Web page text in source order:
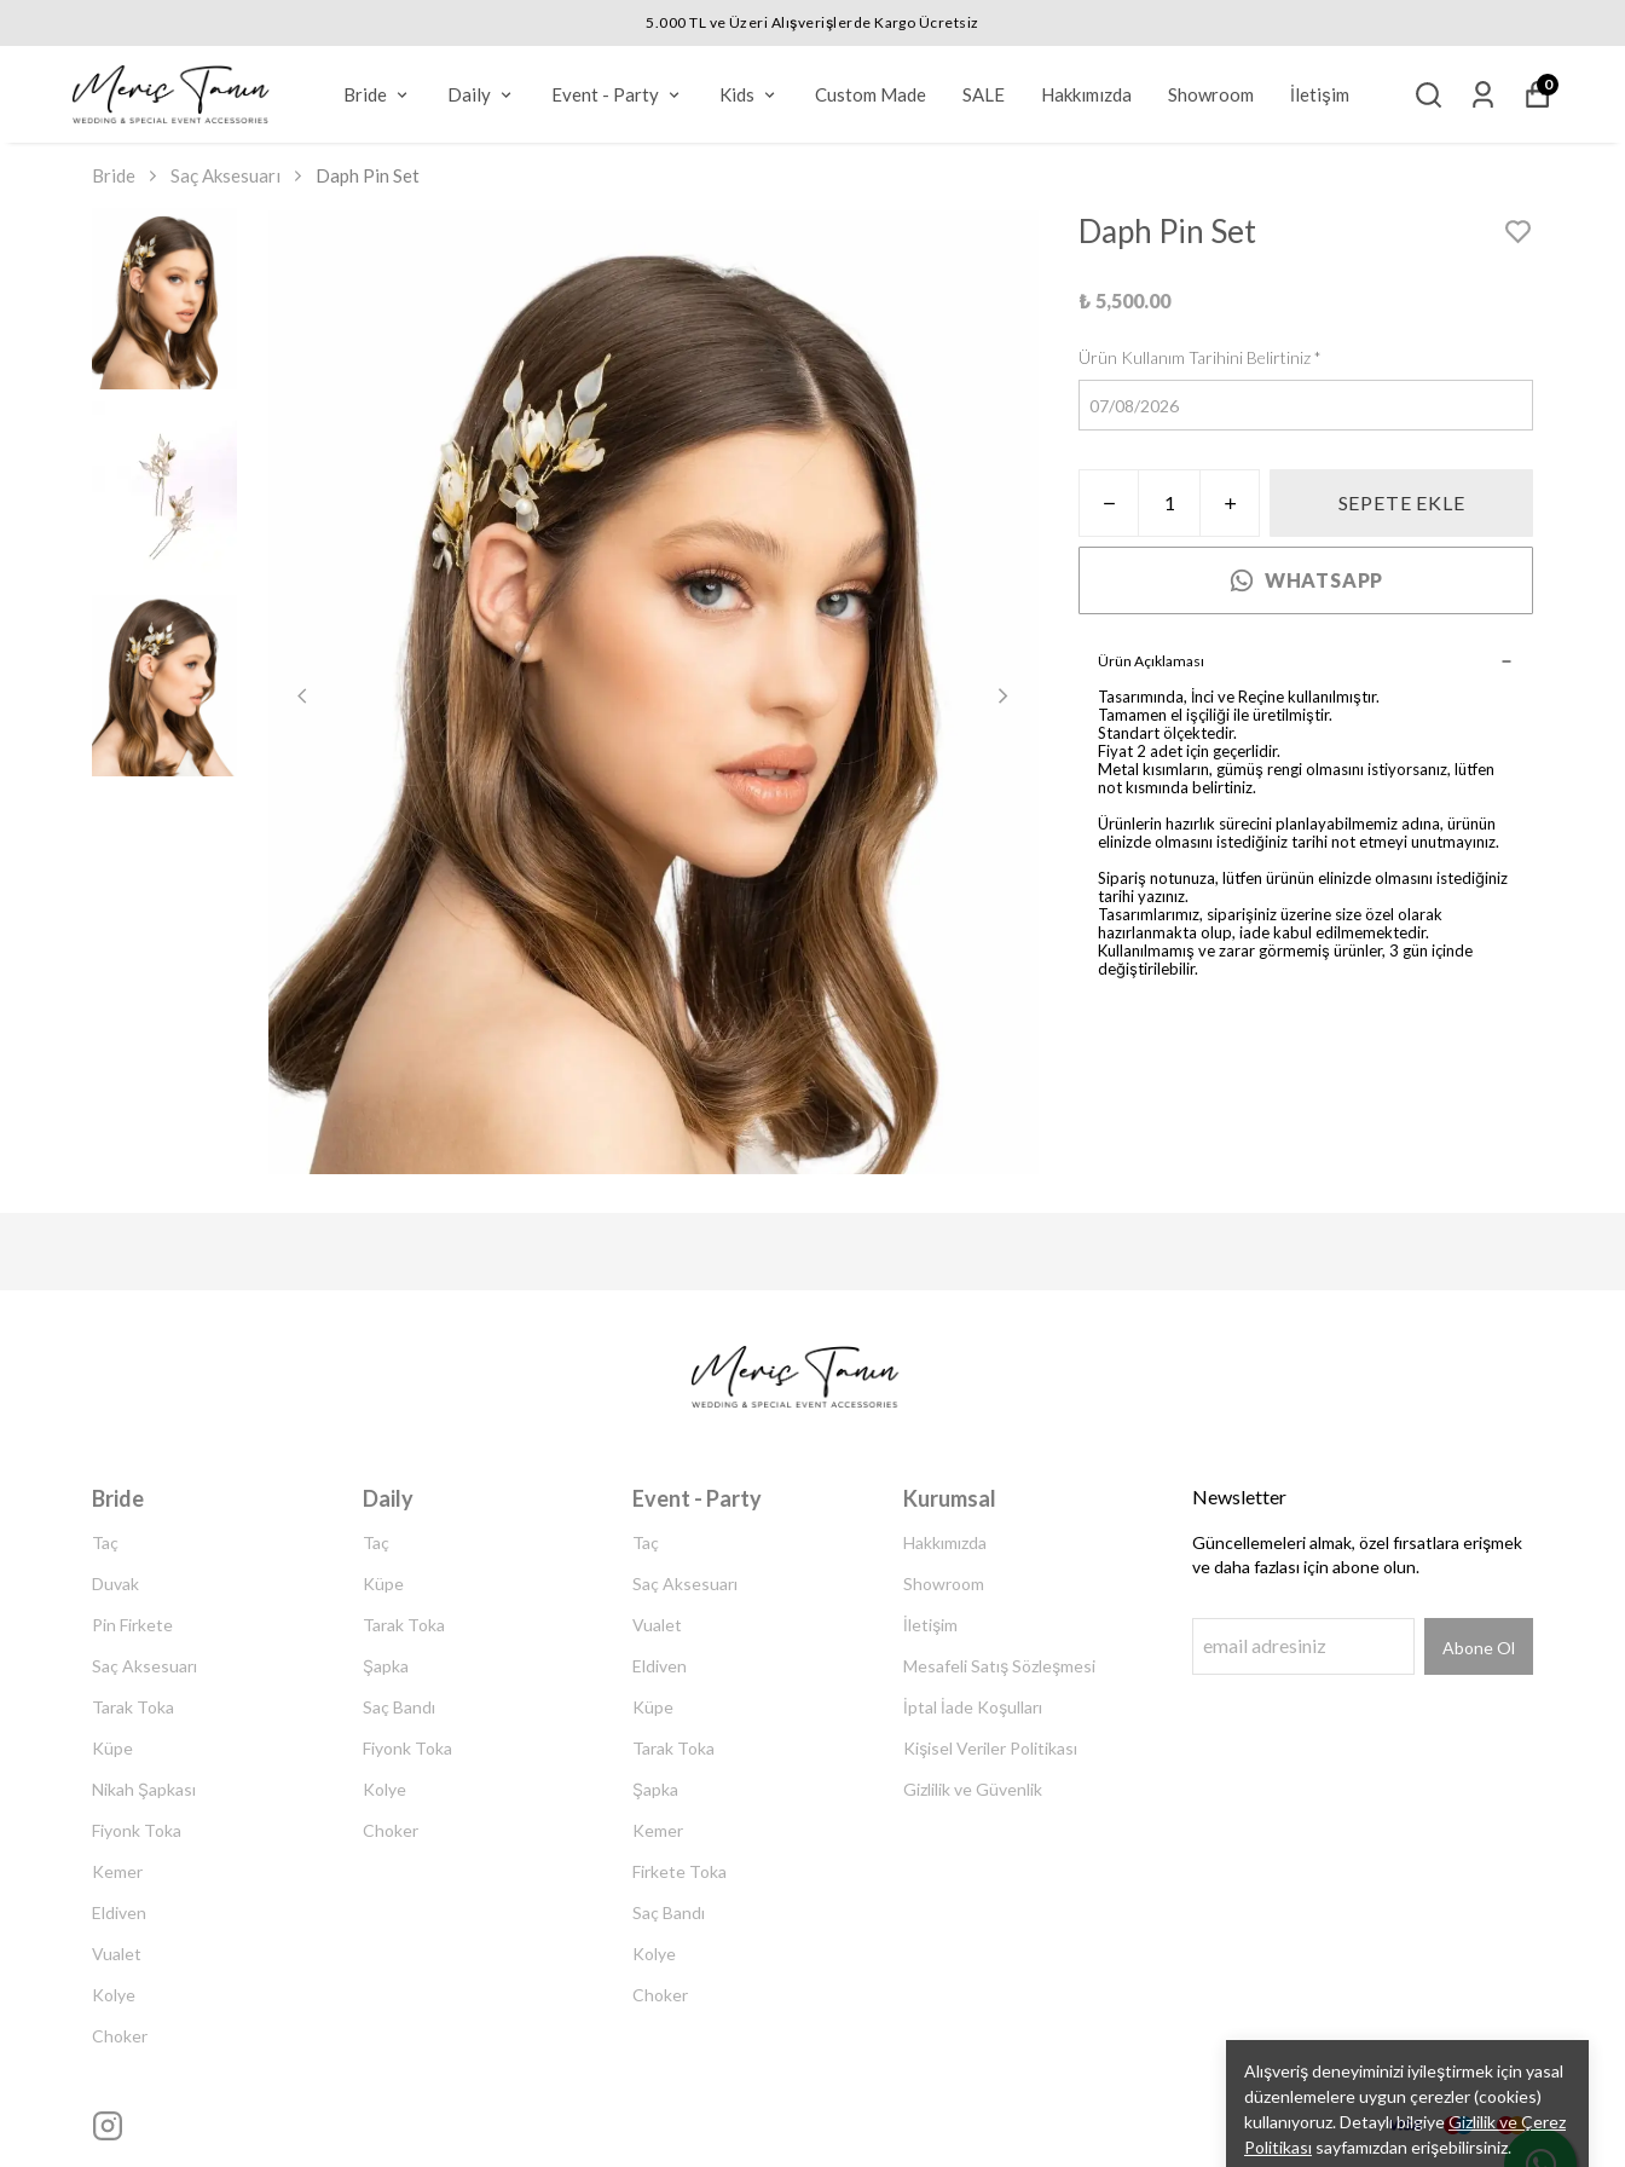
5.000 TL ve Üzeri Alışverişlerde Kargo Ücretsiz
Bride Daily Event - Party Kids Custom Made SALE Hakkımızda Showroom İletişim 0
Alışveriş deneyiminizi iyileştirmek için yasal
düzenlemelere uygun çerezler (cookies)
kullanıyoruz. Detaylı bilgiyeGizlilik ve Çerez
Politikası sayfamızdan erişebilirsiniz.
Bride Saç Aksesuarı Daph Pin Set
Daph Pin Set
₺ 5,500.00
Ürün Kullanım Tarihini Belirtiniz*
SEPETE EKLE
WHATSAPP
Ürün Açıklaması
Tasarımında, İnci ve Reçine kullanılmıştır.
Tamamen el işçiliği ile üretilmiştir.
Standart ölçektedir.
Fiyat 2 adet için geçerlidir.
Metal kısımların, gümüş rengi olmasını istiyorsanız, lütfen
not kısmında belirtiniz.
Ürünlerin hazırlık sürecini planlayabilmemiz adına, ürünün
elinizde olmasını istediğiniz tarihi not etmeyi unutmayınız.
Sipariş notunuza, lütfen ürünün elinizde olmasını istediğiniz
tarihi yazınız.
Tasarımlarımız, siparişiniz üzerine size özel olarak
hazırlanmakta olup, iade kabul edilmemektedir.
Kullanılmamış ve zarar görmemiş ürünler, 3 gün içinde
değiştirilebilir.
Bride
Taç
Duvak
Pin Firkete
Saç Aksesuarı
Tarak Toka
Küpe
Nikah Şapkası
Fiyonk Toka
Kemer
Eldiven
Vualet
Kolye
Choker
Daily
Taç
Küpe
Tarak Toka
Şapka
Saç Bandı
Fiyonk Toka
Kolye
Choker
Event - Party
Taç
Saç Aksesuarı
Vualet
Eldiven
Küpe
Tarak Toka
Şapka
Kemer
Firkete Toka
Saç Bandı
Kolye
Choker
Kurumsal
Hakkımızda
Showroom
İletişim
Mesafeli Satış Sözleşmesi
İptal İade Koşulları
Kişisel Veriler Politikası
Gizlilik ve Güvenlik
Newsletter
Güncellemeleri almak, özel fırsatlara erişmek
ve daha fazlası için abone olun.
Abone Ol